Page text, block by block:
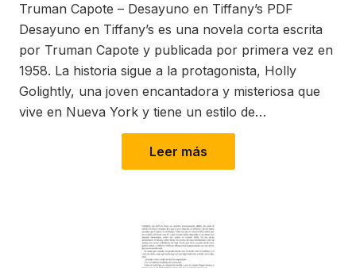
Truman Capote – Desayuno en Tiffany’s PDF
Desayuno en Tiffany’s es una novela corta escrita
por Truman Capote y publicada por primera vez en
1958. La historia sigue a la protagonista, Holly
Golightly, una joven encantadora y misteriosa que
vive en Nueva York y tiene un estilo de…
Leer más